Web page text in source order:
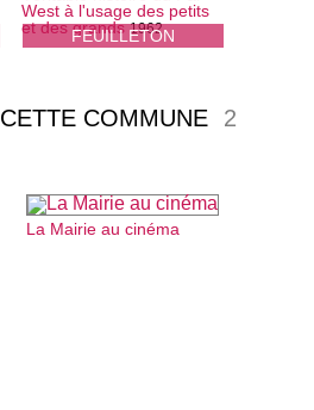
FEUILLETON
West à l'usage des petits
et des grands 1962
COMMUNE
2
La Mairie au cinéma